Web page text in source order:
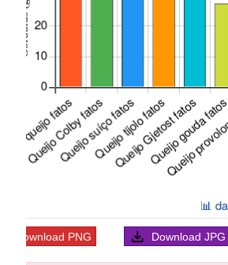
Download PNG Download JPG